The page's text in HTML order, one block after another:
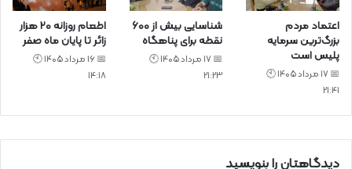
اعتماد مردم
بزرگ‌ترین سرمایه
پلیس است
📅 17 مرداد 1405 🕙
21:41
شناسایی بیش از ۶۰۰
نقطه برای پناهگاه
📅 17 مرداد 1405 🕙
21:23
اطعام روزانه ۲۰ هزار
زائر تا پایان ماه صفر
📅 16 مرداد 1405 🕙
14:18
دیدگاهتان را بنویسید